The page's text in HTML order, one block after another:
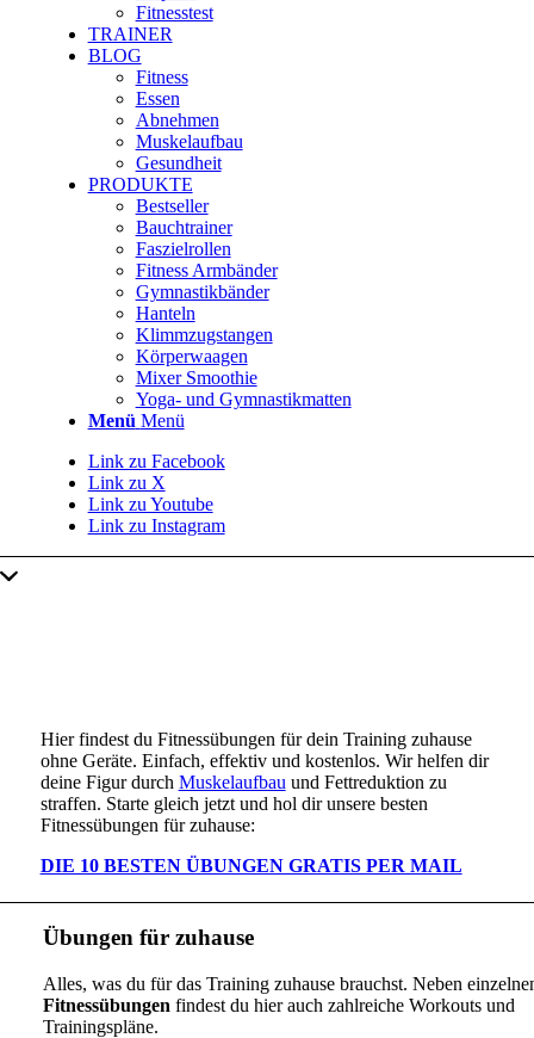
Fitnesstest
TRAINER
BLOG
Fitness
Essen
Abnehmen
Muskelaufbau
Gesundheit
PRODUKTE
Bestseller
Bauchtrainer
Faszielrollen
Fitness Armbänder
Gymnastikbänder
Hanteln
Klimmzugstangen
Körperwaagen
Mixer Smoothie
Yoga- und Gymnastikmatten
Menü Menü
Link zu Facebook
Link zu X
Link zu Youtube
Link zu Instagram
Hier findest du Fitnessübungen für dein Training zuhause
ohne Geräte. Einfach, effektiv und kostenlos. Wir helfen dir
deine Figur durch Muskelaufbau und Fettreduktion zu
straffen. Starte gleich jetzt und hol dir unsere besten
Fitnessübungen für zuhause:
DIE 10 BESTEN ÜBUNGEN GRATIS PER MAIL
Übungen für zuhause
Alles, was du für das Training zuhause brauchst. Neben
Fitnessübungen findest du hier auch zahlreiche Workouts und
Trainingspläne.